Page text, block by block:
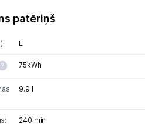
patēriņš
E
75kWh
9.9 l
240 min